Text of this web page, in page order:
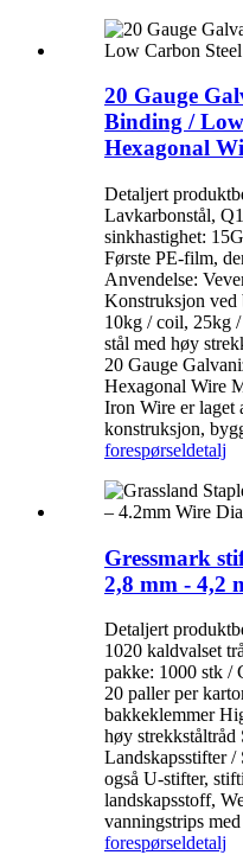
20 Gauge
Binding /
Hexagonal
Detaljert
Lavkarbonstål,
sinkhastighet:
Første PE-film,
Anvendelse:
Konstruksjon
10kg / coil, 25kg
stål med høy
20 Gauge
Hexagonal Wire
Iron Wire er laget
konstruksjon,
forespørseldetalj
Gressmark
2,8 mm - 4,2
Detaljert
1020 kaldvalset
pakke: 1000 stk /
20 paller per
bakkeklemmer
høy
Landskapsstifter /
også U-stifter,
landskapsstoff,
vanningstrips
forespørseldetalj